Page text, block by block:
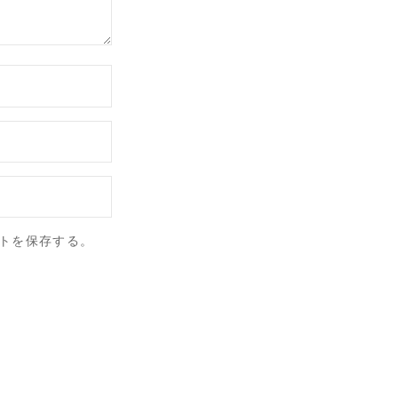
を保存する。